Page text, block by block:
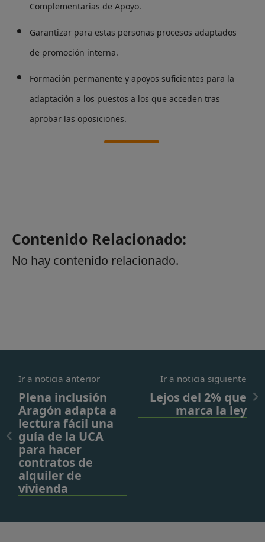
Complementarias de Apoyo.
Garantizar para estas personas procesos adaptados
de promoción interna.
Formación permanente y apoyos suficientes para la
adaptación a los puestos a los que acceden tras
aprobar las oposiciones.
Contenido Relacionado:
No hay contenido relacionado.
Ir a noticia anterior
Plena inclusión
Aragón adapta a
lectura fácil una
guía de la UCA
para hacer
contratos de
alquiler de
vivienda
Ir a noticia siguiente
Lejos del 2% que
marca la ley